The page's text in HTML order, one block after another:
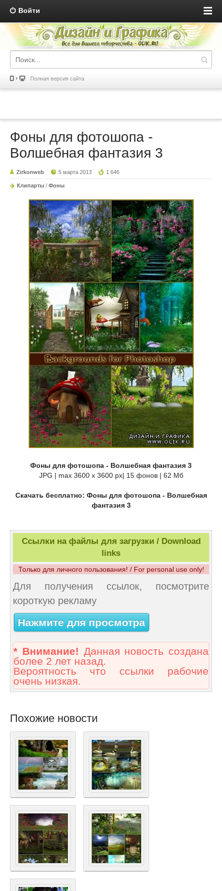
Войти
Полная версия сайта
Фоны для фотошопа -
Волшебная фантазия 3
Zirkonweb 5 марта 2013 1 646
Клипарты / Фоны
Фоны для фотошопа - Волшебная фантазия 3
JPG | max 3600 x 3600 px| 15 фонов | 62 Мб
Скачать бесплатно: Фоны для фотошопа - Волшебная
фантазия 3
Ссылки на файлы для загрузки / Download
links
Только для личного пользования! / For personal use only!
Для получения ссылок, посмотрите
короткую рекламу
Нажмите для просмотра
* Внимание! Данная новость создана
более 2 лет назад.
Вероятность что ссылки рабочие
очень низкая.
Похожие новости